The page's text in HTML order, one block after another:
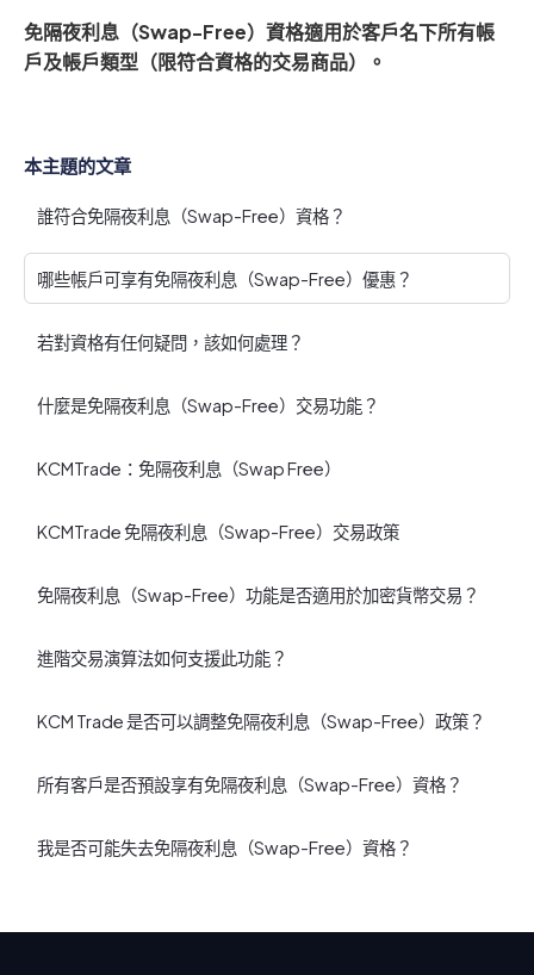
本主題的文章
誰符合免隔夜利息（Swap-Free）資格？
哪些帳戶可享有免隔夜利息（Swap-Free）優惠？
若對資格有任何疑問，該如何處理？
什麼是免隔夜利息（Swap-Free）交易功能？
KCMTrade：免隔夜利息（Swap Free）
KCMTrade 免隔夜利息（Swap-Free）交易政策
免隔夜利息（Swap-Free）功能是否適用於加密貨幣交易？
進階交易演算法如何支援此功能？
KCM Trade 是否可以調整免隔夜利息（Swap-Free）政策？
所有客戶是否預設享有免隔夜利息（Swap-Free）資格？
我是否可能失去免隔夜利息（Swap-Free）資格？
免隔夜利息（Swap-Free）資格適用於客戶名下所有帳
戶及帳戶類型（限符合資格的交易商品）。